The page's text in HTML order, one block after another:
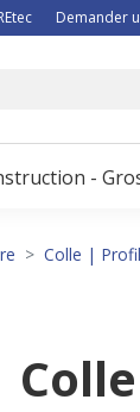
Demander
-
Colle |